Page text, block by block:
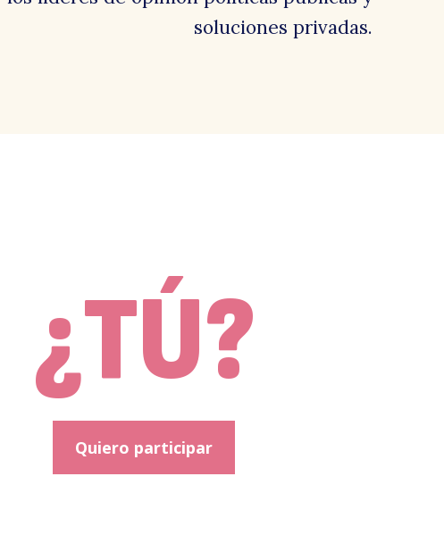
soluciones privadas.
¿TÚ?
Quiero participar